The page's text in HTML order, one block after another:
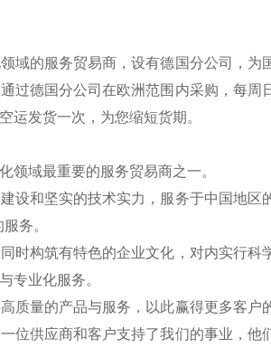
域的服务贸易商，设有德国分公司，为
过德国分公司在欧洲范围内采购，每周
运发货一次，为您缩短货期。
领域最重要的服务贸易商之一。
设和坚实的技术实力，服务于中国地区
务。
时构筑有特色的企业文化，对内实行科
专业化服务。
质量的产品与服务，以此赢得更多客户
位供应商和客户支持了我们的事业，他